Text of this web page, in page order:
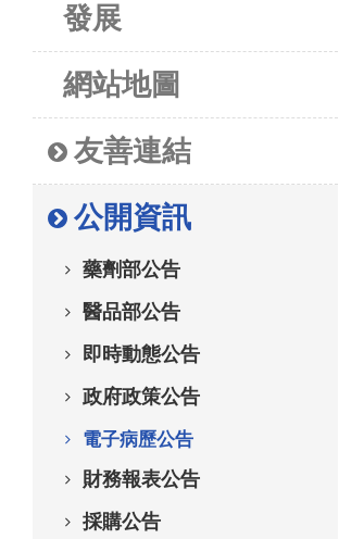
發展
網站地圖
友善連結
公開資訊
藥劑部公告
醫品部公告
即時動態公告
政府政策公告
電子病歷公告
財務報表公告
採購公告